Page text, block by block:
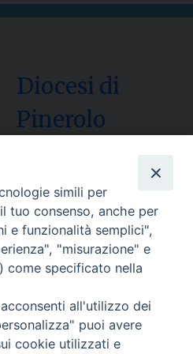
Diocesi di
Pinerolo
Pinerolo
Tel: 0121.37.33.20
simili per
tuo consenso, anche per
e funzionalità semplici",
"misurazione" e
come specificato nella
all'utilizzo dei
puoi avere
cookie utilizzati e